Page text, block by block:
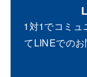
1対1でコミュ
てLINEでの